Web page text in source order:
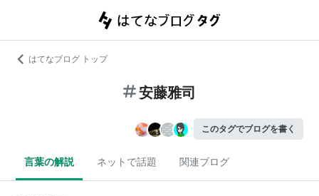
はてなブログ トップ
安藤雅司
このタグでブログを書く
言葉の解説 ネットで話題 関連ブログ